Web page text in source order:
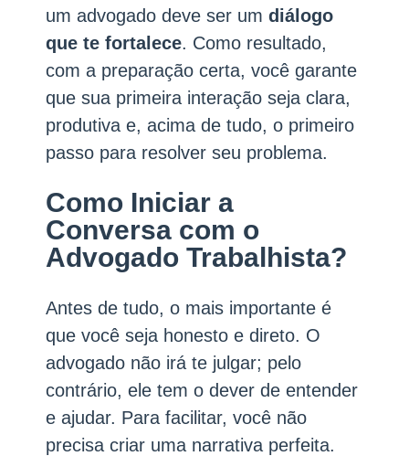
um advogado deve ser um diálogo
que te fortalece. Como resultado,
com a preparação certa, você garante
que sua primeira interação seja clara,
produtiva e, acima de tudo, o primeiro
passo para resolver seu problema.
Como Iniciar a
Conversa com o
Advogado Trabalhista?
Antes de tudo, o mais importante é
que você seja honesto e direto. O
advogado não irá te julgar; pelo
contrário, ele tem o dever de entender
e ajudar. Para facilitar, você não
precisa criar uma narrativa perfeita.